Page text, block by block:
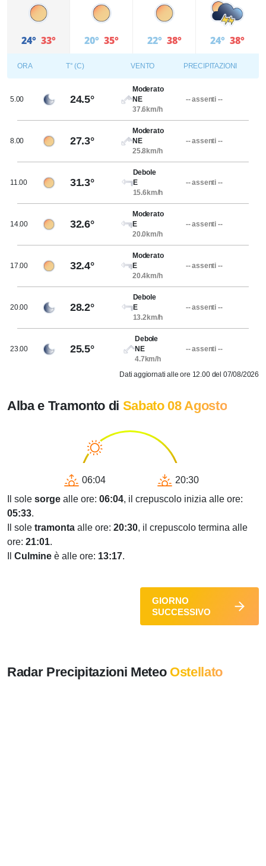
24° 33° 20° 35° 22° 38° 24° 38°
ORA T° (C) VENTO PRECIPITAZIONI
5.00 24.5°
Moderato
NE
37.6km/h
-- assenti --
8.00 27.3°
Moderato
NE
25.8km/h
-- assenti --
11.00 31.3°
Debole
E
15.6km/h
-- assenti --
14.00 32.6°
Moderato
E
20.0km/h
-- assenti --
17.00 32.4°
Moderato
E
20.4km/h
-- assenti --
20.00 28.2°
Debole
E
13.2km/h
-- assenti --
23.00 25.5°
Debole
NE
4.7km/h
-- assenti --
Dati aggiornati alle ore 12.00 del 07/08/2026
Alba e Tramonto di Sabato 08 Agosto
06:04
20:30
Il sole sorge alle ore: 06:04, il crepuscolo inizia alle ore:
05:33.
Il sole tramonta alle ore: 20:30, il crepuscolo termina alle
ore: 21:01.
Culmine è alle ore: 13:17.
GIORNO
SUCCESSIVO
Radar Precipitazioni Meteo Ostellato